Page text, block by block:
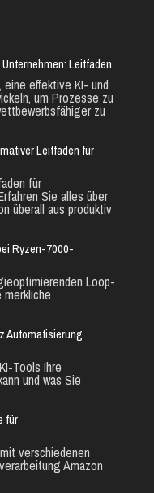
Leitfaden
effektive KI- und
um Prozesse zu
zu
Leitfaden für
für
Sie alles über
überall aus produktiv
Ryzen-7000-
Loop-
Automatisierung
Tools Ihre
und was Sie
für
verschiedenen
Amazon